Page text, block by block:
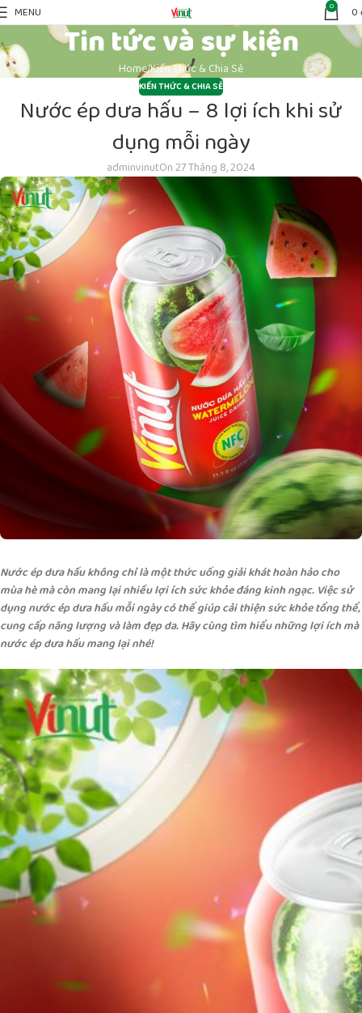
MENU 0 0
Tin tức và sự kiện
HomeKiến Thức & Chia Sẻ
KIẾN THỨC & CHIA SẺ
Nước ép dưa hấu – 8 lợi ích khi sử
dụng mỗi ngày
adminvinutOn 27 Tháng 8, 2024
Nước ép dưa hấu không chỉ là một thức uống giải khát hoàn hảo cho
mùa hè mà còn mang lại nhiều lợi ích sức khỏe đáng kinh ngạc. Việc sử
dụng nước ép dưa hấu mỗi ngày có thể giúp cải thiện sức khỏe tổng thể,
cung cấp năng lượng và làm đẹp da. Hãy cùng tìm hiểu những lợi ích mà
nước ép dưa hấu mang lại nhé!